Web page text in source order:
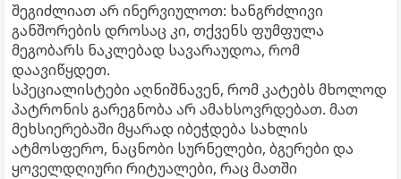
შეგიძლიათ არ ინერვიულოთ: ხანგრძლივი
განშორების დროსაც კი, თქვენს ფუმფულა
მეგობარს ნაკლებად სავარაუდოა, რომ
დაავიწყდეთ.
სპეციალისტები აღნიშნავენ, რომ კატებს მხოლოდ
პატრონის გარეგნობა არ ამახსოვრდებათ. მათ
მეხსიერებაში მყარად იბეჭდება სახლის
ატმოსფერო, ნაცნობი სურნელები, ბგერები და
ყოველდღიური რიტუალები, რაც მათში